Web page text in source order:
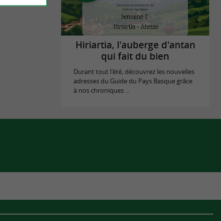
Hiriartia, l'auberge d'antan
qui fait du bien
Durant tout l'été, découvrez les nouvelles
adresses du Guide du Pays Basque grâce
à nos chroniques ...